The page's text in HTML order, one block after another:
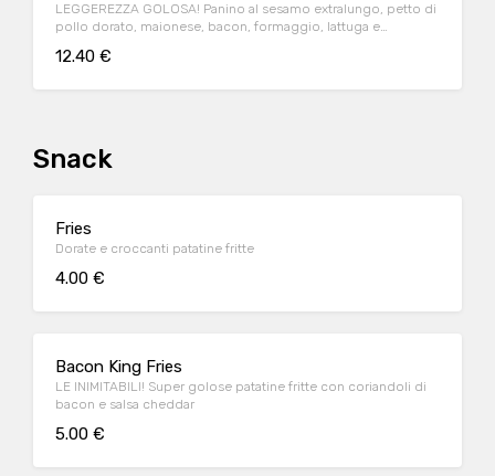
LEGGEREZZA GOLOSA! Panino al sesamo extralungo, petto di
pollo dorato, maionese, bacon, formaggio, lattuga e
12.40 €
Snack
Fries
Dorate e croccanti patatine fritte
4.00 €
Bacon King Fries
LE INIMITABILI! Super golose patatine fritte con coriandoli di
bacon e salsa cheddar
5.00 €